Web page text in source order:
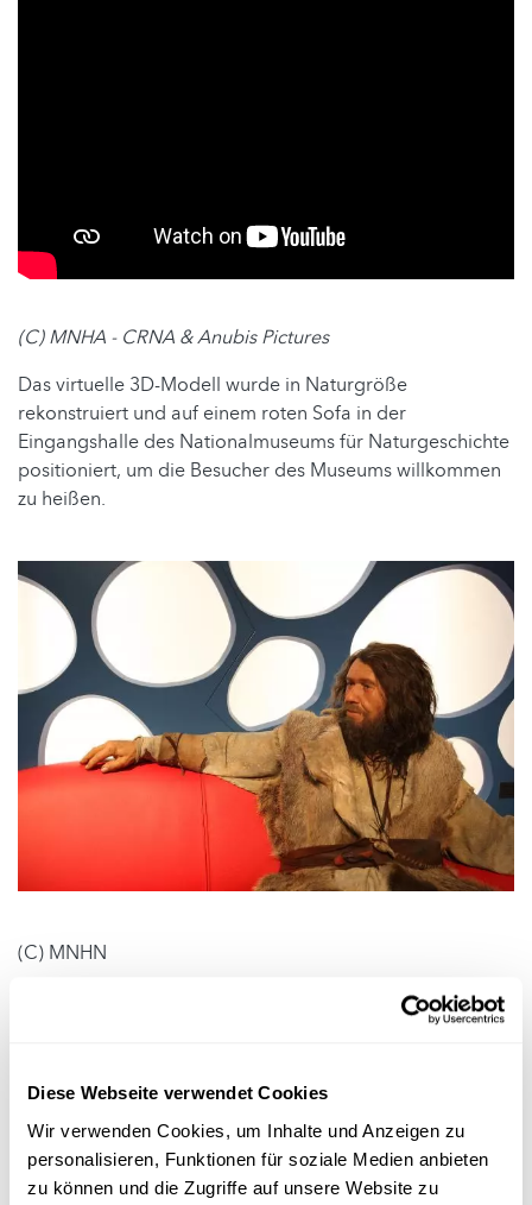
Diese Webseite verwendet Cookies
Wir verwenden Cookies, um Inhalte und Anzeigen zu
personalisieren, Funktionen für soziale Medien anbieten
zu können und die Zugriffe auf unsere Website zu
(C) MNHA - CRNA & Anubis Pictures
Das virtuelle 3D-Modell wurde in Naturgröße
rekonstruiert und auf einem roten Sofa in der
Eingangshalle des Nationalmuseums für Naturgeschichte
positioniert, um die Besucher des Museums willkommen
zu heißen.
(C) MNHN
Centre National de Recherche
(CNRA) und des Musée national d’histoire
Alter aber nicht die einzigen Erkenntnisse, die aus dem
Verbindung zu den indigenen Völkern